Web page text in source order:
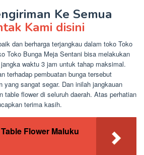
Ke Semua
Kami disini
dan berharga terjangkau dalam toko Toko
Toko Bunga Meja Sentani bisa melakukan
waktu 3 jam untuk tahap maksimal.
terhadap pembuatan bunga tersebut
yang sangat segar. Dan inilah jangkauan
table flower di seluruh daerah. Atas perhatian
terima kasih.
Flower Maluku